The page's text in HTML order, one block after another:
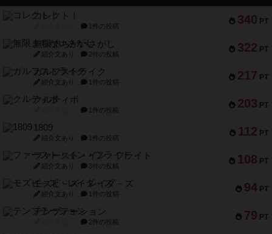
340 PT
コレクト！
1件の投稿
322 PT
無限まちがいさがし
紹介文あり 2件の投稿
217 PT
ガルフストライク
紹介文あり 1件の投稿
203 PT
クルティボ
1件の投稿
112 PT
1809
紹介文あり 1件の投稿
108 PT
ファースト・イン・フライト
紹介文あり 3件の投稿
94 PT
モズビ－ズ・レイダ－ズ
紹介文あり 1件の投稿
79 PT
テンプテーション
2件の投稿